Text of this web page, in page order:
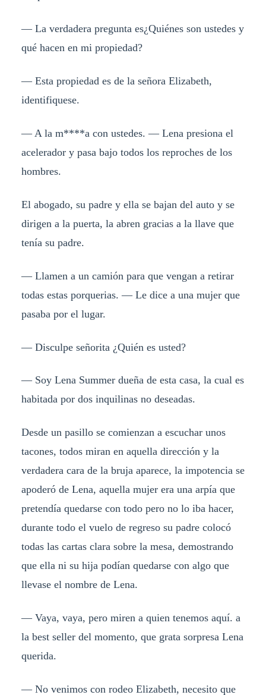
— La verdadera pregunta es¿Quiénes son ustedes y
qué hacen en mi propiedad?
— Esta propiedad es de la señora Elizabeth,
identifiquese.
— A la m****a con ustedes. — Lena presiona el
acelerador y pasa bajo todos los reproches de los
hombres.
El abogado, su padre y ella se bajan del auto y se
dirigen a la puerta, la abren gracias a la llave que
tenía su padre.
— Llamen a un camión para que vengan a retirar
todas estas porquerias. — Le dice a una mujer que
pasaba por el lugar.
— Disculpe señorita ¿Quién es usted?
— Soy Lena Summer dueña de esta casa, la cual es
habitada por dos inquilinas no deseadas.
Desde un pasillo se comienzan a escuchar unos
tacones, todos miran en aquella dirección y la
verdadera cara de la bruja aparece, la impotencia se
apoderó de Lena, aquella mujer era una arpía que
pretendía quedarse con todo pero no lo iba hacer,
durante todo el vuelo de regreso su padre colocó
todas las cartas clara sobre la mesa, demostrando
que ella ni su hija podían quedarse con algo que
llevase el nombre de Lena.
— Vaya, vaya, pero miren a quien tenemos aquí. a
la best seller del momento, que grata sorpresa Lena
querida.
— No venimos con rodeo Elizabeth, necesito que